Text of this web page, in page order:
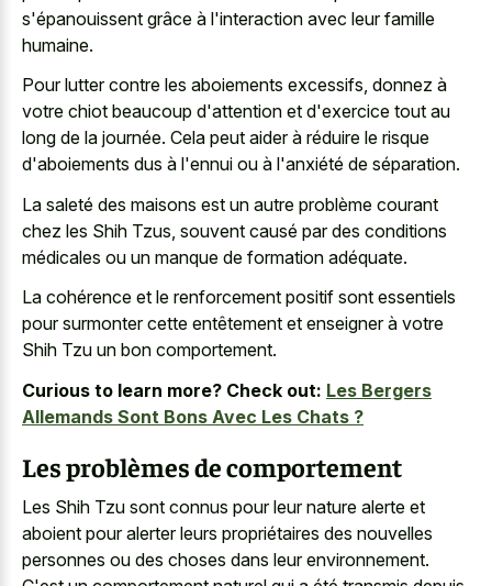
s'épanouissent grâce à l'interaction avec leur famille
humaine.
Pour lutter contre les aboiements excessifs, donnez à
votre chiot beaucoup d'attention et d'exercice tout au
long de la journée. Cela peut aider à réduire le risque
d'aboiements dus à l'ennui ou à l'anxiété de séparation.
La saleté des maisons est un autre problème courant
chez les Shih Tzus, souvent causé par des conditions
médicales ou un manque de formation adéquate.
La cohérence et le renforcement positif sont essentiels
pour surmonter cette entêtement et enseigner à votre
Shih Tzu un bon comportement.
Curious to learn more? Check out: Les Bergers
Allemands Sont Bons Avec Les Chats ?
Les problèmes de comportement
Les Shih Tzu sont connus pour leur nature alerte et
aboient pour alerter leurs propriétaires des nouvelles
personnes ou des choses dans leur environnement.